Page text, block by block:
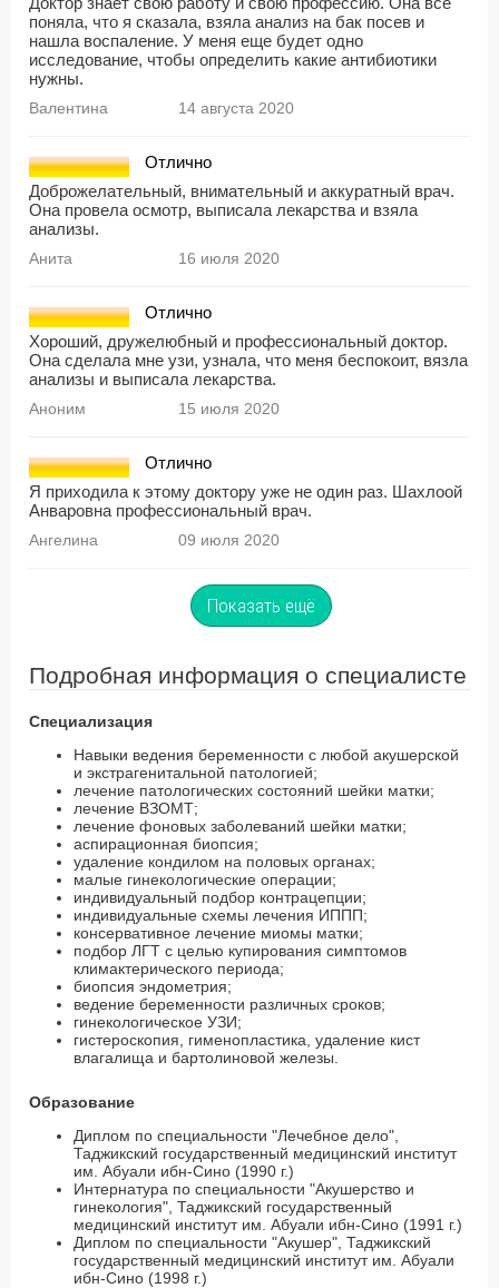
поняла, что я сказала, взяла анализ на бак посев и
нашла воспаление. У меня еще будет одно
исследование, чтобы определить какие антибиотики
нужны.
Валентина 14 августа 2020
Отлично
Доброжелательный, внимательный и аккуратный врач.
Она провела осмотр, выписала лекарства и взяла
анализы.
Анита 16 июля 2020
Отлично
Хороший, дружелюбный и профессиональный доктор.
Она сделала мне узи, узнала, что меня беспокоит, вязла
анализы и выписала лекарства.
Аноним 15 июля 2020
Отлично
Я приходила к этому доктору уже не один раз. Шахлоой
Анваровна профессиональный врач.
Ангелина 09 июля 2020
Показать ещё
Подробная информация о специалисте
Специализация
Навыки ведения беременности с любой акушерской
и экстрагенитальной патологией;
лечение патологических состояний шейки матки;
лечение ВЗОМТ;
лечение фоновых заболеваний шейки матки;
аспирационная биопсия;
удаление кондилом на половых органах;
малые гинекологические операции;
индивидуальный подбор контрацепции;
индивидуальные схемы лечения ИППП;
консервативное лечение миомы матки;
подбор ЛГТ с целью купирования симптомов
климактерического периода;
биопсия эндометрия;
ведение беременности различных сроков;
гинекологическое УЗИ;
гистероскопия, гименопластика, удаление кист
влагалища и бартолиновой железы.
Образование
Диплом по специальности "Лечебное дело",
Таджикский государственный медицинский институт
им. Абуали ибн-Сино (1990 г.)
Интернатура по специальности "Акушерство и
гинекология", Таджикский государственный
медицинский институт им. Абуали ибн-Сино (1991 г.)
Диплом по специальности "Акушер", Таджикский
государственный медицинский институт им. Абуали
ибн-Сино (1998 г.)